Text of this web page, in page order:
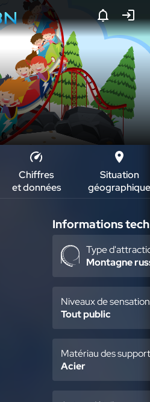
Chiffres
et données
Situation
géographique
Informations
Type
Montagne
Niveaux de
Tout public
Matériau des
Acier